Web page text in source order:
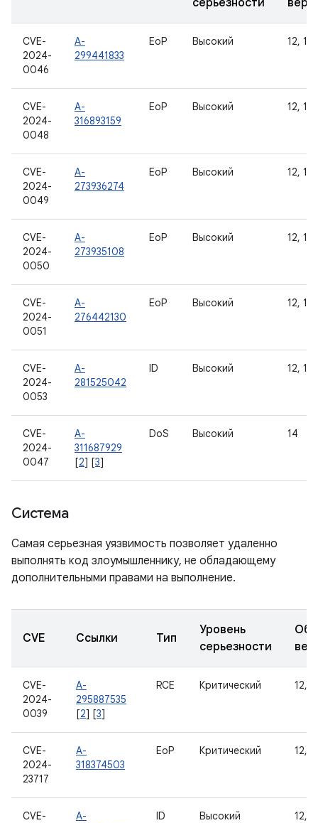
серьезности
CVE-
2024-
0046
A-
299441833
EoP Высокий 12,
CVE-
2024-
0048
A-
316893159
EoP Высокий 12,
CVE-
2024-
0049
A-
273936274
EoP Высокий 12,
CVE-
2024-
0050
A-
273935108
EoP Высокий 12,
CVE-
2024-
0051
A-
276442130
EoP Высокий 12,
CVE-
2024-
0053
A-
281525042
ID Высокий 12,
CVE-
2024-
0047
A-
311687929
[2] [3]
DoS Высокий 14
Система
Самая серьезная уязвимость позволяет удаленно
выполнять код злоумышленнику, не обладающему
дополнительными правами на выполнение.
CVE Ссылки Тип
Уровень
серьезности
CVE-
2024-
0039
A-
295887535
[2] [3]
RCE Критический 12,
CVE-
2024-
23717
A-
318374503
EoP Критический 12,
CVE-
A-
ID Высокий 12,